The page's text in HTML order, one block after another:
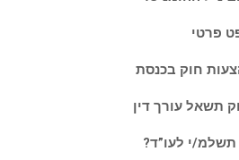
פרטי
חוק בכנסת
תשאל עורך דין
י לעו”ד?